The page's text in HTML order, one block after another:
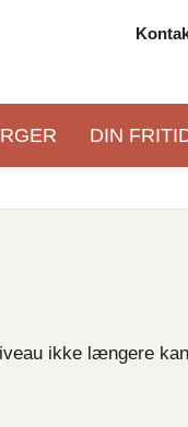
DIN
ikke længere kan